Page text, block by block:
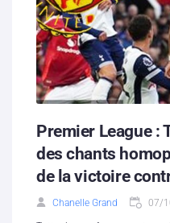
Premier League :
des chants
de la victoire
Chanelle Grand 07/